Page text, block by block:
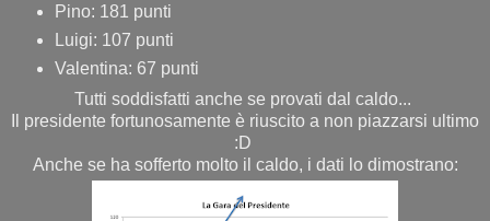
Pino: 181 punti
Luigi: 107 punti
Valentina: 67 punti
Tutti soddisfatti anche se provati dal caldo...
Il presidente fortunosamente è riuscito a non piazzarsi ultimo
:D
Anche se ha sofferto molto il caldo, i dati lo dimostrano: